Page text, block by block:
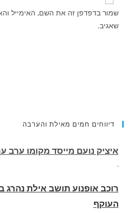
שמור בדפדפן זה את השם, האימייל
שאגיב.
דיווחים חמים מאילת והערבה
רוכב אופנוע תושב אילת נהרג
העוקף
החופשה המשפחתית שהפכה